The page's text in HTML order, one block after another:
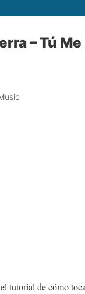
– Tú
tutorial de cómo